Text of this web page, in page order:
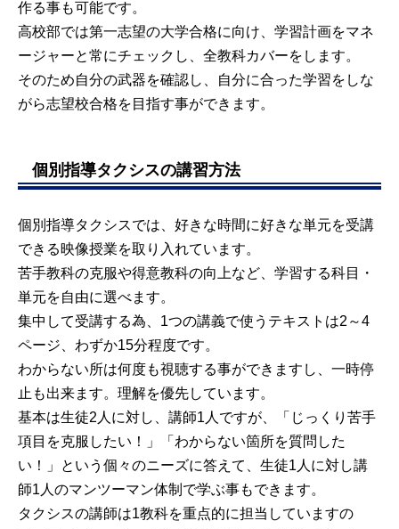
作る事も可能です。
高校部では第一志望の大学合格に向け、学習計画をマネ
ージャーと常にチェックし、全教科カバーをします。
そのため自分の武器を確認し、自分に合った学習をしな
がら志望校合格を目指す事ができます。
個別指導タクシスの講習方法
個別指導タクシスでは、好きな時間に好きな単元を受講
できる映像授業を取り入れています。
苦手教科の克服や得意教科の向上など、学習する科目・
単元を自由に選べます。
集中して受講する為、1つの講義で使うテキストは2～4
ページ、わずか15分程度です。
わからない所は何度も視聴する事ができますし、一時停
止も出来ます。理解を優先しています。
基本は生徒2人に対し、講師1人ですが、「じっくり苦手
項目を克服したい！」「わからない箇所を質問した
い！」という個々のニーズに答えて、生徒1人に対し講
師1人のマンツーマン体制で学ぶ事もできます。
タクシスの講師は1教科を重点的に担当していますの